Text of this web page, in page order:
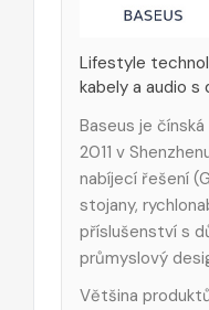
Lifestyle
kabely a audio s
Baseus je
2011 v
nabíjecí řešení
stojany,
příslušenství s
průmyslový
Většina